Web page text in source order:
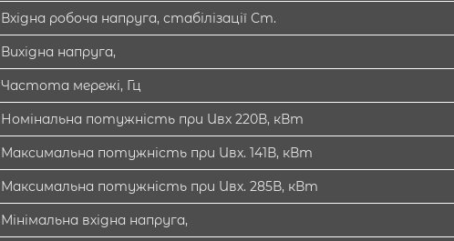
Вхідна робоча напруга, стабілізації Ст.
Вихідна напруга,
Частота мережі, Гц
Номінальна потужність при Uвх 220В, кВт
Максимальна потужність при Uвх. 141В, кВт
Максимальна потужність при Uвх. 285В, кВт
Мінімальна вхідна напруга,